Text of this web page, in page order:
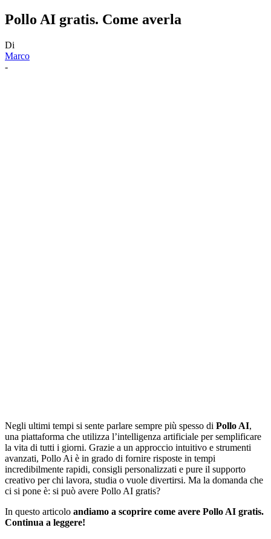
Pollo AI gratis. Come averla
Di
Marco
-
Negli ultimi tempi si sente parlare sempre più spesso di Pollo AI,
una piattaforma che utilizza l’intelligenza artificiale per semplificare
la vita di tutti i giorni. Grazie a un approccio intuitivo e strumenti
avanzati, Pollo Ai è in grado di fornire risposte in tempi
incredibilmente rapidi, consigli personalizzati e pure il supporto
creativo per chi lavora, studia o vuole divertirsi. Ma la domanda che
ci si pone è: si può avere Pollo AI gratis?
In questo articolo andiamo a scoprire come avere Pollo AI gratis.
Continua a leggere!